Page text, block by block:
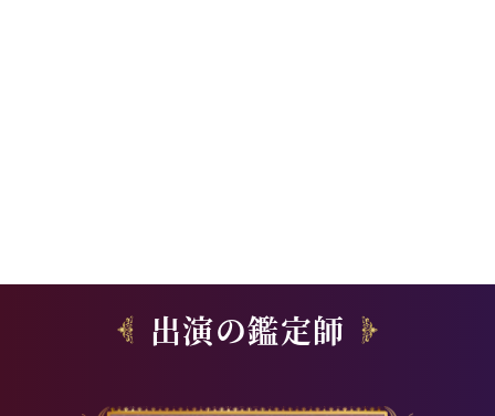
出演の鑑定師